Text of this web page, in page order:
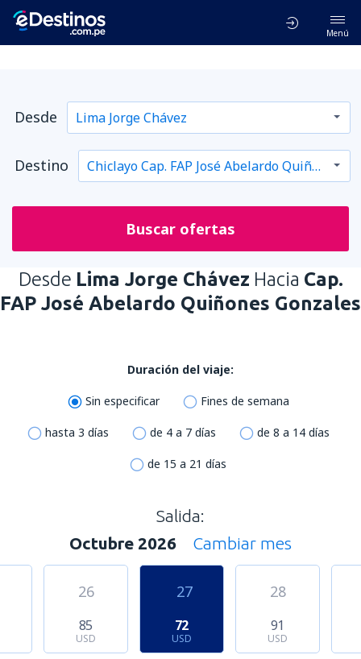
Menú
Desde
Destino
Buscar ofertas
Desde Lima Jorge Chávez Hacia Cap.
FAP José Abelardo Quiñones Gonzales
Duración del viaje:
Sin especificar Fines de semana
hasta 3 días de 4 a 7 días de 8 a 14 días
de 15 a 21 días
Salida:
Octubre 2026
Cambiar mes
26
85
USD
27
72
USD
28
91
USD